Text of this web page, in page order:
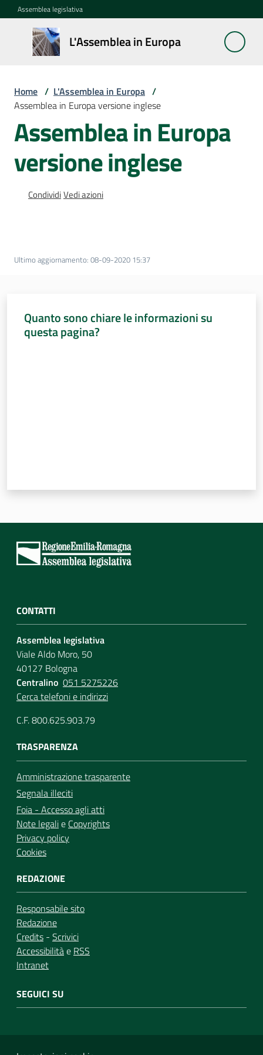
Vai al contenuto
Vai alla navigazione
Vai al footer
Assemblea legislativa
L'Assemblea in Europa
L'Assemblea
in Europa
Cos'è
Sessione
europea
Rete
Sessioni
Notizie
Per i media
Per i cittadini
Home / L'Assemblea in Europa /
Assemblea in Europa versione inglese
Assemblea in Europa
versione inglese
CondividiVedi azioni
Ultimo aggiornamento: 08-09-2020 15:37
Quanto sono chiare le informazioni su
questa pagina?
CONTATTI
Assemblea legislativa
Viale Aldo Moro, 50
40127 Bologna
Centralino 051 5275226
Cerca telefoni e indirizzi
C.F. 800.625.903.79
TRASPARENZA
Amministrazione trasparente
Segnala illeciti
Foia - Accesso agli atti
Note legalie Copyrights
Privacy policy
Cookies
REDAZIONE
Responsabile sito
Redazione
Credits - Scrivici
Accessibilitàe RSS
Intranet
SEGUICI SU